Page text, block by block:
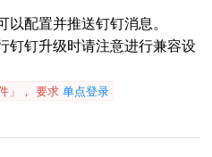
配置并推送钉钉消息。
钉钉升级时请注意进行兼容设
」， 要求 单点登录